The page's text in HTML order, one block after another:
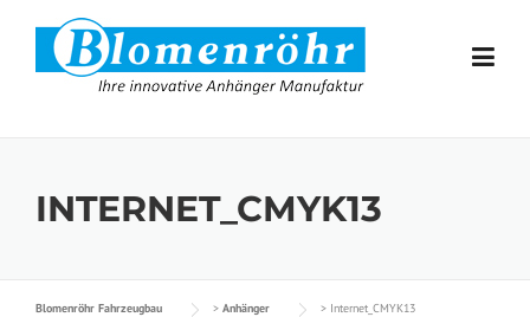
Skip to content
INTERNET_CMYK13
Blomenröhr Fahrzeugbau > Anhänger > Internet_CMYK13